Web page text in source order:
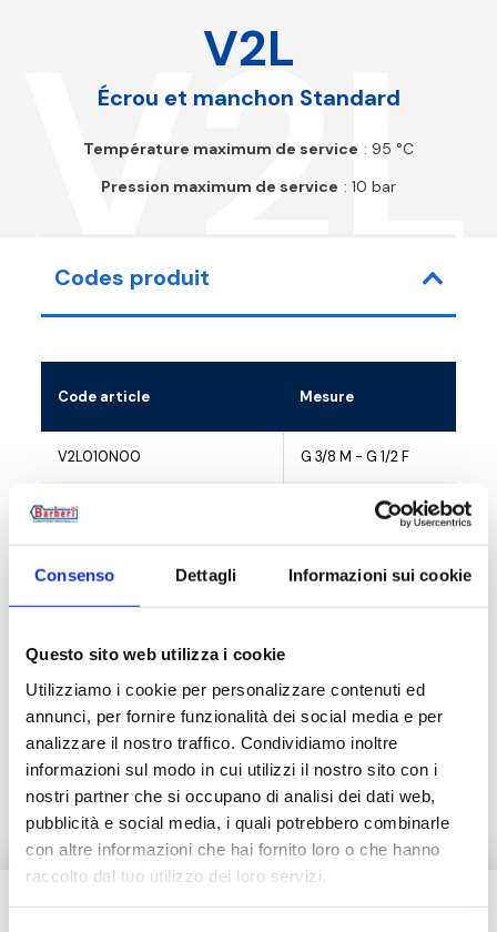
Consenso Dettagli Informazioni sui cookie
Questo sito web utilizza i cookie
Utilizziamo i cookie per personalizzare contenuti ed
annunci, per fornire funzionalità dei social media e per
analizzare il nostro traffico. Condividiamo inoltre
informazioni sul modo in cui utilizzi il nostro sito con i
nostri partner che si occupano di analisi dei dati web,
pubblicità e social media, i quali potrebbero combinarle
con altre informazioni che hai fornito loro o che hanno
raccolto dal tuo utilizzo dei loro servizi.
V2L
V2L
Écrou et manchon Standard
Température maximum de service : 95 °C
Pression maximum de service : 10 bar
Codes produit
Code article Mesure
V2L010N00 G 3/8 M - G 1/2 F
V2L015N00 G 1/2 M - G 3/4 F
Description
Documentation
Besoin d’aide ?